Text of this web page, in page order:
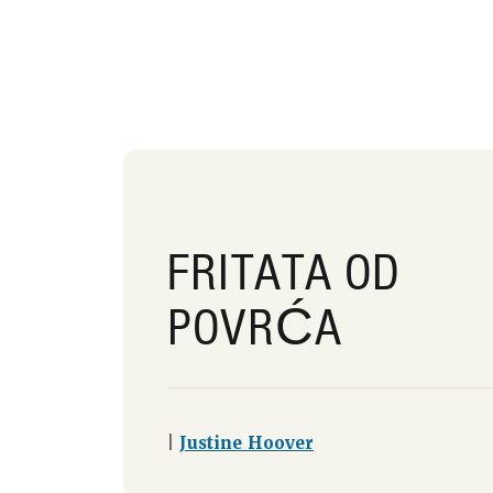
FRITATA OD
POVRĆA
Justine Hoover